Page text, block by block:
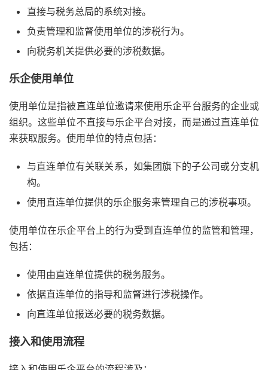
直接与税务总局的系统对接。
负责管理和监督使用单位的涉税行为。
向税务机关提供必要的涉税数据。
乐企使用单位
使用单位是指被直连单位邀请来使用乐企平台服务的企业或
组织。这些单位不直接与乐企平台对接，而是通过直连单位
来获取服务。使用单位的特点包括：
与直连单位有关联关系，如集团旗下的子公司或分支机
构。
使用直连单位提供的乐企服务来管理自己的涉税事项。
使用单位在乐企平台上的行为受到直连单位的监管和管理，
包括：
使用由直连单位提供的税务服务。
依据直连单位的指导和监督进行涉税操作。
向直连单位报送必要的税务数据。
接入和使用流程